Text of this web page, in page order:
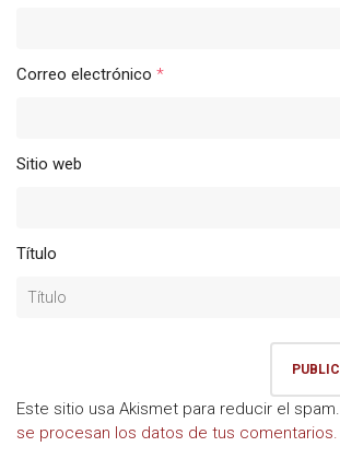
Correo electrónico *
Sitio web
Título
Este sitio usa Akismet para reducir el spam.
se procesan los datos de tus comentarios.